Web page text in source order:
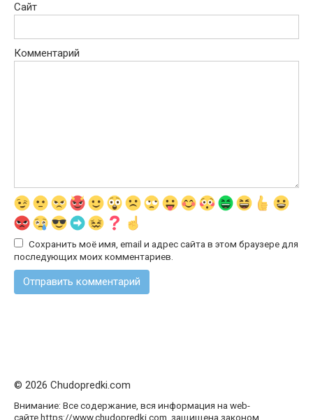
Сайт
Комментарий
Сохранить моё имя, email и адрес сайта в этом браузере для
последующих моих комментариев.
© 2026 Chudopredki.com
Внимание: Все содержание, вся информация на web-
сайте https://www.chudopredki.com, защищена законом